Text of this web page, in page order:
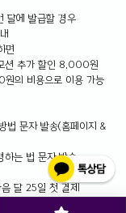
달에 발급할 경우
면
션 추가 할인 8,000원
의 비용으로 이용 가능
법 문자 발송(홈페이지 &
하는 법 문자 발송
달 25일 첫 결제
도록 이 달 내 결제 방법